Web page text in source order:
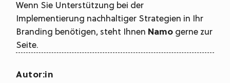
Wenn Sie Unterstützung bei der
Implementierung nachhaltiger Strategien in Ihr
Branding benötigen, steht Ihnen Namo gerne zur
Seite.
Autor:in